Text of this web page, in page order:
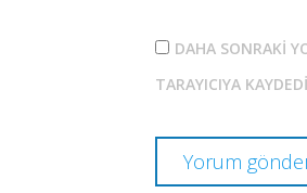
DAHA SONRAKI
TARAYICIYA